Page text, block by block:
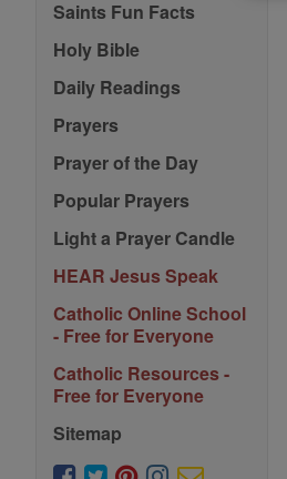
Saints Fun Facts
Holy Bible
Daily Readings
Prayers
Prayer of the Day
Popular Prayers
Light a Prayer Candle
HEAR Jesus Speak
Catholic Online School
- Free for Everyone
Catholic Resources -
Free for Everyone
Sitemap